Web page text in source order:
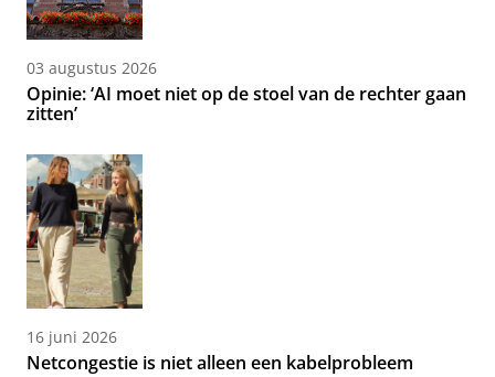
03 augustus 2026
Opinie: ‘AI moet niet op de stoel van de rechter gaan
zitten’
16 juni 2026
Netcongestie is niet alleen een kabelprobleem